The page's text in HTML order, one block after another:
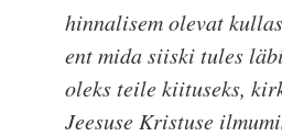
hinnalisem olevat
ent mida siiski tules
oleks teile kiituseks,
Jeesuse Kristuse